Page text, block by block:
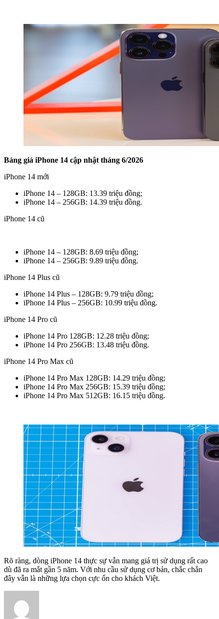
Bảng giá iPhone 14 cập nhật tháng 6/2026
iPhone 14 mới
iPhone 14 – 128GB: 13.39 triệu đồng;
iPhone 14 – 256GB: 14.39 triệu đồng.
iPhone 14 cũ
iPhone 14 – 128GB: 8.69 triệu đồng;
iPhone 14 – 256GB: 9.89 triệu đồng.
iPhone 14 Plus cũ
iPhone 14 Plus – 128GB: 9.79 triệu đồng;
iPhone 14 Plus – 256GB: 10.99 triệu đồng.
iPhone 14 Pro cũ
iPhone 14 Pro 128GB: 12.28 triệu đồng;
iPhone 14 Pro 256GB: 13.48 triệu đồng.
iPhone 14 Pro Max cũ
iPhone 14 Pro Max 128GB: 14.29 triệu đồng;
iPhone 14 Pro Max 256GB: 15.39 triệu đồng;
iPhone 14 Pro Max 512GB: 16.15 triệu đồng.
Rõ ràng, dòng iPhone 14 thực sự vẫn mang giá trị sử dụng rất cao
dù đã ra mắt gần 5 năm. Với nhu cầu sử dụng cơ bản, chắc chắn
đây vẫn là những lựa chọn cực ổn cho khách Việt.